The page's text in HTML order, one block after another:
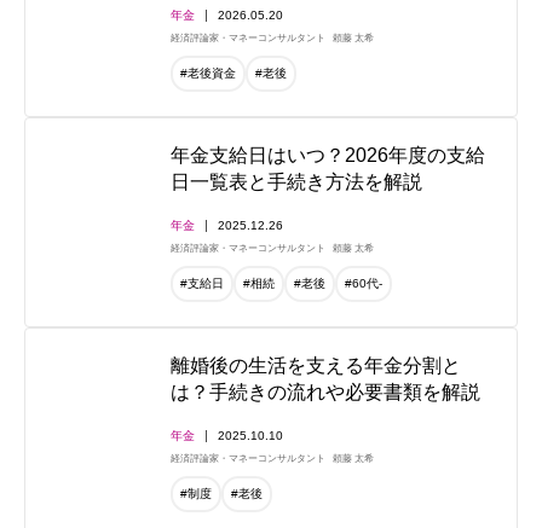
年金 2026.05.20
経済評論家・マネーコンサルタント 頼藤 太希
#老後資金 #老後
年金支給日はいつ？2026年度の支給
日一覧表と手続き方法を解説
年金 2025.12.26
経済評論家・マネーコンサルタント 頼藤 太希
#支給日 #相続 #老後 #60代-
離婚後の生活を支える年金分割と
は？手続きの流れや必要書類を解説
年金 2025.10.10
経済評論家・マネーコンサルタント 頼藤 太希
#制度 #老後